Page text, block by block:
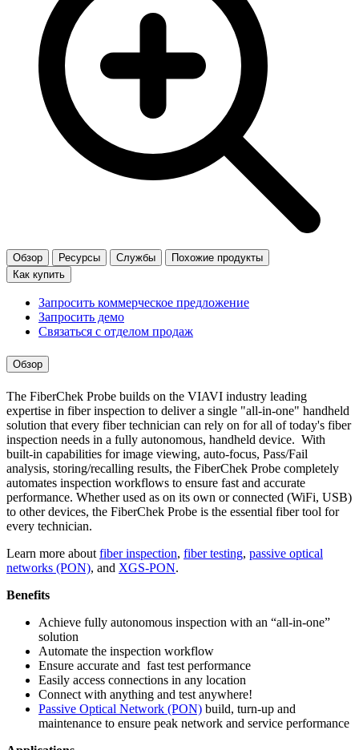
Обзор Ресурсы Службы
Похожие продукты
Как купить
Запросить коммерческое предложение
Запросить демо
Связаться с отделом продаж
Обзор
The FiberChek Probe builds on the VIAVI industry leading
expertise in fiber inspection to deliver a single "all-in-one" handheld
solution that every fiber technician can rely on for all of today's fiber
inspection needs in a fully autonomous, handheld device. With
built-in capabilities for image viewing, auto-focus, Pass/Fail
analysis, storing/recalling results, the FiberChek Probe completely
automates inspection workflows to ensure fast and accurate
performance. Whether used as on its own or connected (WiFi, USB)
to other devices, the FiberChek Probe is the essential fiber tool for
every technician.
Learn more about fiber inspection, fiber testing, passive optical
networks (PON), and XGS-PON.
Benefits
Achieve fully autonomous inspection with an “all-in-one”
solution
Automate the inspection workflow
Ensure accurate and fast test performance
Easily access connections in any location
Connect with anything and test anywhere!
Passive Optical Network (PON) build, turn-up and
maintenance to ensure peak network and service performance